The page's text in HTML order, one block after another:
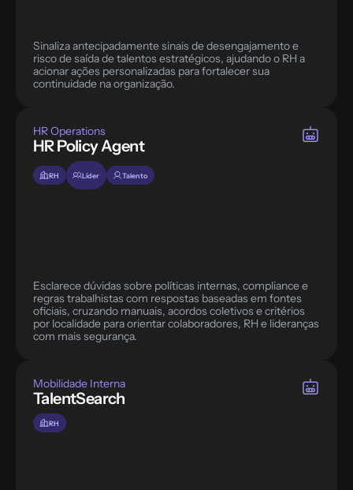
Sinaliza antecipadamente sinais de desengajamento e
risco de saída de talentos estratégicos, ajudando o RH a
acionar ações personalizadas para fortalecer sua
continuidade na organização.
HR Operations
HR Policy Agent
RH Líder Talento
Esclarece dúvidas sobre políticas internas, compliance e
regras trabalhistas com respostas baseadas em fontes
oficiais, cruzando manuais, acordos coletivos e critérios
por localidade para orientar colaboradores, RH e lideranças
com mais segurança.
Mobilidade Interna
TalentSearch
RH